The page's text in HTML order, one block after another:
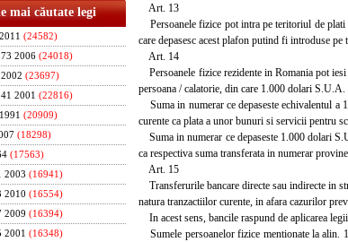
mai căutate legi
(24582)
73 2006 (24018)
(23697)
2001 (22816)
(20909)
(18298)
(17563)
2003 (16941)
2010 (16554)
2009 (16394)
2001 (16348)
Art. 13
Persoanele fizice pot intra pe teritoriul de
care depasesc acest plafon putind fi introduse
Art. 14
Persoanele fizice rezidente in Romania pot
persoana / calatorie, din care 1.000 dolari S.U.A.
Suma in numerar ce depaseste echivalentul a
curente ca plata a unor bunuri si servicii pentru
Suma in numerar ce depaseste 1.000 dolari
ca respectiva suma transferata in numerar
Art. 15
Transferurile bancare directe sau indirecte in
natura tranzactiilor curente, in afara cazurilor
In acest sens, bancile raspund de aplicarea
Sumele persoanelor fizice mentionate la alin.